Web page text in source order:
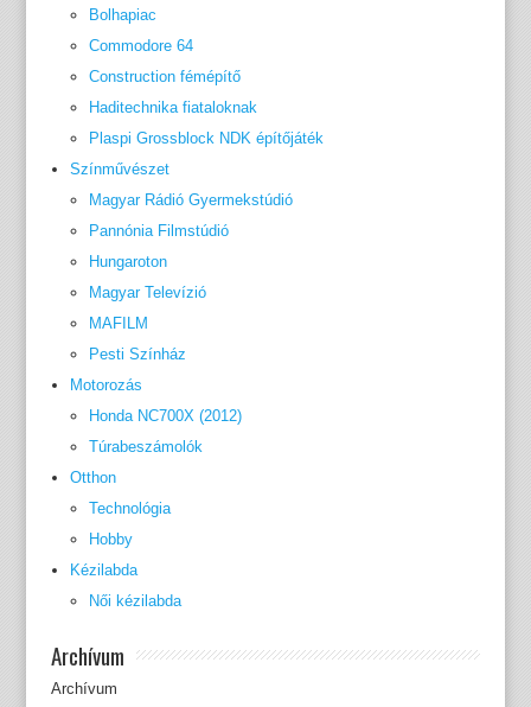
Bolhapiac
Commodore 64
Construction fémépítő
Haditechnika fiataloknak
Plaspi Grossblock NDK építőjáték
Színművészet
Magyar Rádió Gyermekstúdió
Pannónia Filmstúdió
Hungaroton
Magyar Televízió
MAFILM
Pesti Színház
Motorozás
Honda NC700X (2012)
Túrabeszámolók
Otthon
Technológia
Hobby
Kézilabda
Női kézilabda
Archívum
Archívum